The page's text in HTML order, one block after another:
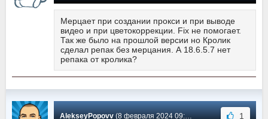
Мерцает при создании прокси и при выводе
видео и при цветокоррекции. Fix не помогает.
Так же было на прошлой версии но Кролик
сделал репак без мерцания. А 18.6.5.7 нет
репака от кролика?
AlekseyPopovv(8 февраля 2024 09:06) Сообщение #646 1